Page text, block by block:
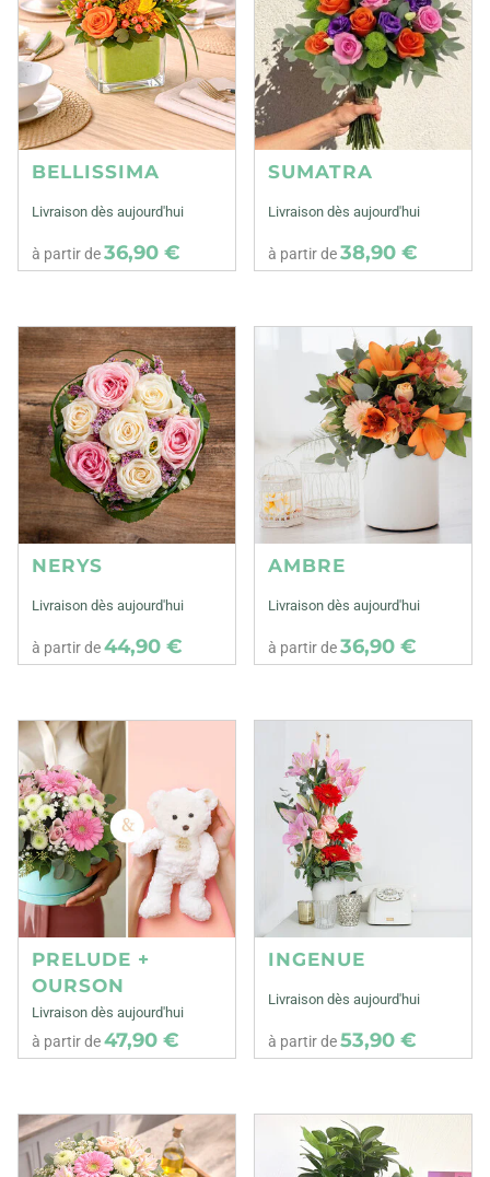
BELLISSIMA
Livraison dès aujourd'hui
à partir de36,90 €
SUMATRA
Livraison dès aujourd'hui
à partir de38,90 €
NERYS
Livraison dès aujourd'hui
à partir de44,90 €
AMBRE
Livraison dès aujourd'hui
à partir de36,90 €
PRELUDE +
OURSON
Livraison dès aujourd'hui
à partir de47,90 €
INGENUE
Livraison dès aujourd'hui
à partir de53,90 €